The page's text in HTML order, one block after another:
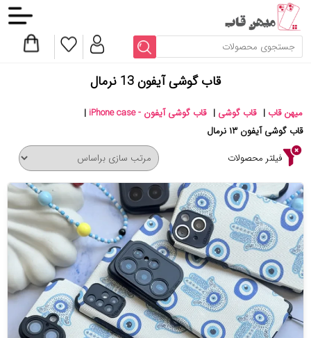
قاب گوشی آیفون 13 نرمال
میهن قاب | قاب گوشی | قاب گوشی آیفون - iPhone case
|
قاب گوشی آیفون ۱۳ نرمال
فیلتر محصولات